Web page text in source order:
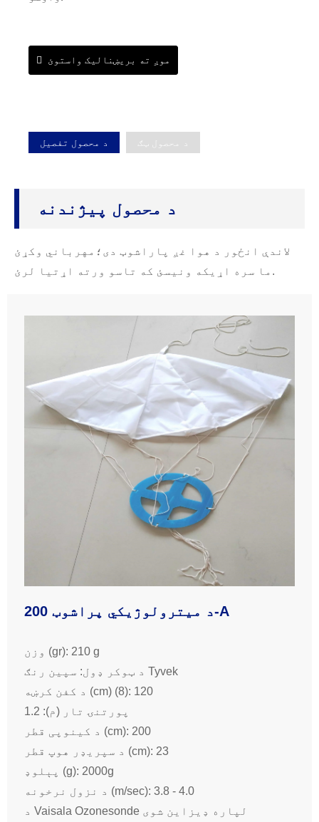
موږ ته بریښنالیک واستوئ
د محصول تفصیل د محصول ټګ
د محصول پیژندنه
لاندې انځور د هوا غږ پاراشوټ دی؛مهرباني وکړئ
ما سره اړیکه ونیسئ که تاسو ورته اړتیا لرئ.
د میترولوژیکي پراشوټ 200-A
وزن (gr): 210 g
د ټوکر ډول: سپین رنګ Tyvek
د کفن کرښه (cm) (8): 120
پورتنۍ تار (م): 1.2
د کینوپی قطر (cm): 200
د سپریډر هوپ قطر (cm): 23
پېلوډ (g): 2000g
د نزول نرخونه (m/sec): 3.8 - 4.0
د Vaisala Ozonesonde لپاره ډیزاین شوی